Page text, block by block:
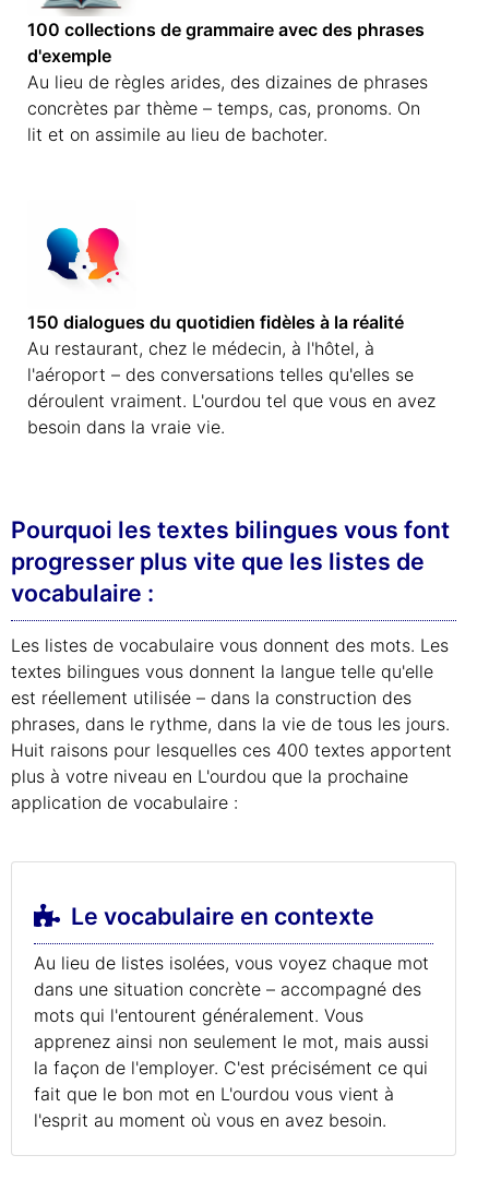
100 collections de grammaire avec des phrases
d'exemple
Au lieu de règles arides, des dizaines de phrases
concrètes par thème – temps, cas, pronoms. On
lit et on assimile au lieu de bachoter.
150 dialogues du quotidien fidèles à la réalité
Au restaurant, chez le médecin, à l'hôtel, à
l'aéroport – des conversations telles qu'elles se
déroulent vraiment. L'ourdou tel que vous en avez
besoin dans la vraie vie.
Pourquoi les textes bilingues vous font
progresser plus vite que les listes de
vocabulaire :
Les listes de vocabulaire vous donnent des mots. Les
textes bilingues vous donnent la langue telle qu'elle
est réellement utilisée – dans la construction des
phrases, dans le rythme, dans la vie de tous les jours.
Huit raisons pour lesquelles ces 400 textes apportent
plus à votre niveau en L'ourdou que la prochaine
application de vocabulaire :
Le vocabulaire en contexte
Au lieu de listes isolées, vous voyez chaque mot
dans une situation concrète – accompagné des
mots qui l'entourent généralement. Vous
apprenez ainsi non seulement le mot, mais aussi
la façon de l'employer. C'est précisément ce qui
fait que le bon mot en L'ourdou vous vient à
l'esprit au moment où vous en avez besoin.